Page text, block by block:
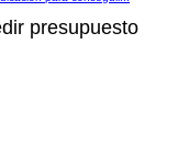
presupuesto